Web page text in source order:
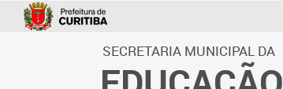
SECRETARIA MUNICIPAL DA